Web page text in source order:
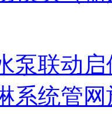
泵联动
系统管